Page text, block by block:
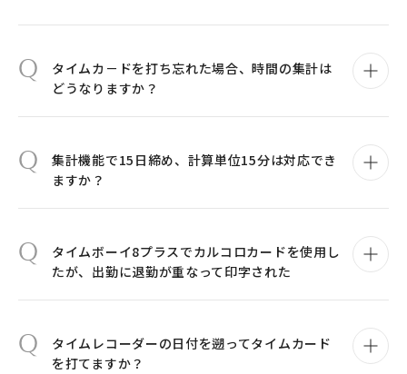
Q
タイムカ－ドを打ち忘れた場合、時間の集計は
どうなりますか？
Q
集計機能で15日締め、計算単位15分は対応でき
ますか？
Q
タイムボーイ8プラスでカルコロカードを使用し
たが、出勤に退勤が重なって印字された
Q
タイムレコーダーの日付を遡ってタイムカード
を打てますか？